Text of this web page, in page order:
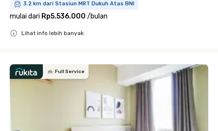
3.2 km dari Stasiun MRT Dukuh Atas BNI
mulai dari Rp5.536.000 /bulan
Lihat info lebih banyak
Full Service